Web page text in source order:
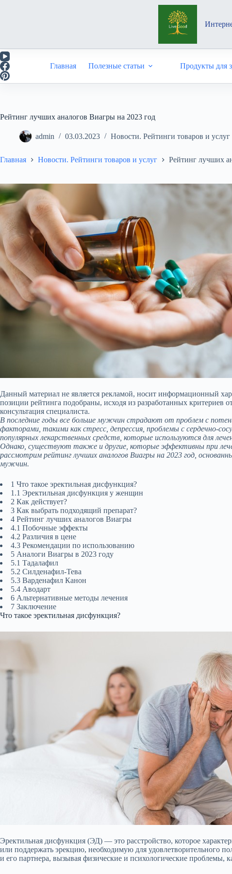
Главная Полезные статьи Продукты для
Рейтинг лучших аналогов Виагры на 2023 год
admin 03.03.2023 Новости. Рейтинги товаров и услуг
Главная Новости. Рейтинги товаров и услуг Рейтинг лучших
Данный материал не является рекламой, носит информационный
позиции рейтинга подобраны, исходя из разработанных критериев
консультация специалиста.
В последние годы все больше мужчин страдают от проблем с
факторами, такими как стресс, депрессия, проблемы с сердечно-
популярных лекарственных средств, которые используются для
Однако, существуют также и другие, которые эффективны при
рассмотрим рейтинг лучших аналогов Виагры на 2023 год,
мужчин.
1 Что такое эректильная дисфункция?
1.1 Эректильная дисфункция у женщин
2 Как действует?
3 Как выбрать подходящий препарат?
4 Рейтинг лучших аналогов Виагры
4.1 Побочные эффекты
4.2 Различия в цене
4.3 Рекомендации по использованию
5 Аналоги Виагры в 2023 году
5.1 Тадалафил
5.2 Силденафил-Тева
5.3 Варденафил Канон
5.4 Аводарт
6 Альтернативные методы лечения
7 Заключение
Что такое эректильная дисфункция?
Эректильная дисфункция (ЭД) — это расстройство, которое
или поддержать эрекцию, необходимую для удовлетворительного
и его партнера, вызывая физические и психологические проблемы,